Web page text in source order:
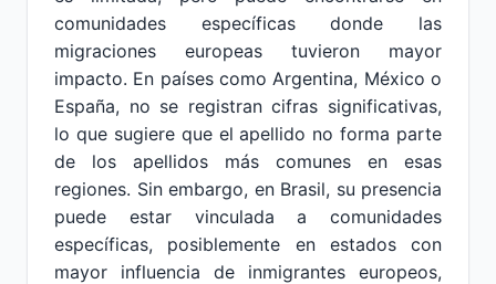
comunidades específicas donde las
migraciones europeas tuvieron mayor
impacto. En países como Argentina, México o
España, no se registran cifras significativas,
lo que sugiere que el apellido no forma parte
de los apellidos más comunes en esas
regiones. Sin embargo, en Brasil, su presencia
puede estar vinculada a comunidades
específicas, posiblemente en estados con
mayor influencia de inmigrantes europeos,